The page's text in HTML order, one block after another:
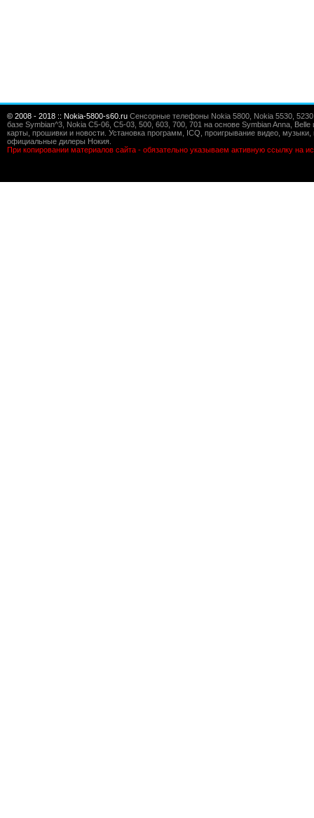
© 2008 - 2018 :: Nokia-5800-s60.ru Сенсорные телефоны Nokia 5800, Nokia 5530,
базе Symbian^3, Nokia C5-06, C5-03, 500, 603, 700, 701 на основе Symbian Anna,
карты, прошивки и новости. Установка программ, ICQ, проигрывание видео,
официальные дилеры Нокия.
При копировании материалов сайта - обязательно указываем активную ссылку на